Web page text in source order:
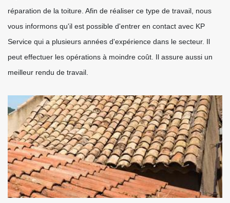
réparation de la toiture. Afin de réaliser ce type de travail, nous
vous informons qu'il est possible d'entrer en contact avec KP
Service qui a plusieurs années d'expérience dans le secteur. Il
peut effectuer les opérations à moindre coût. Il assure aussi un
meilleur rendu de travail.